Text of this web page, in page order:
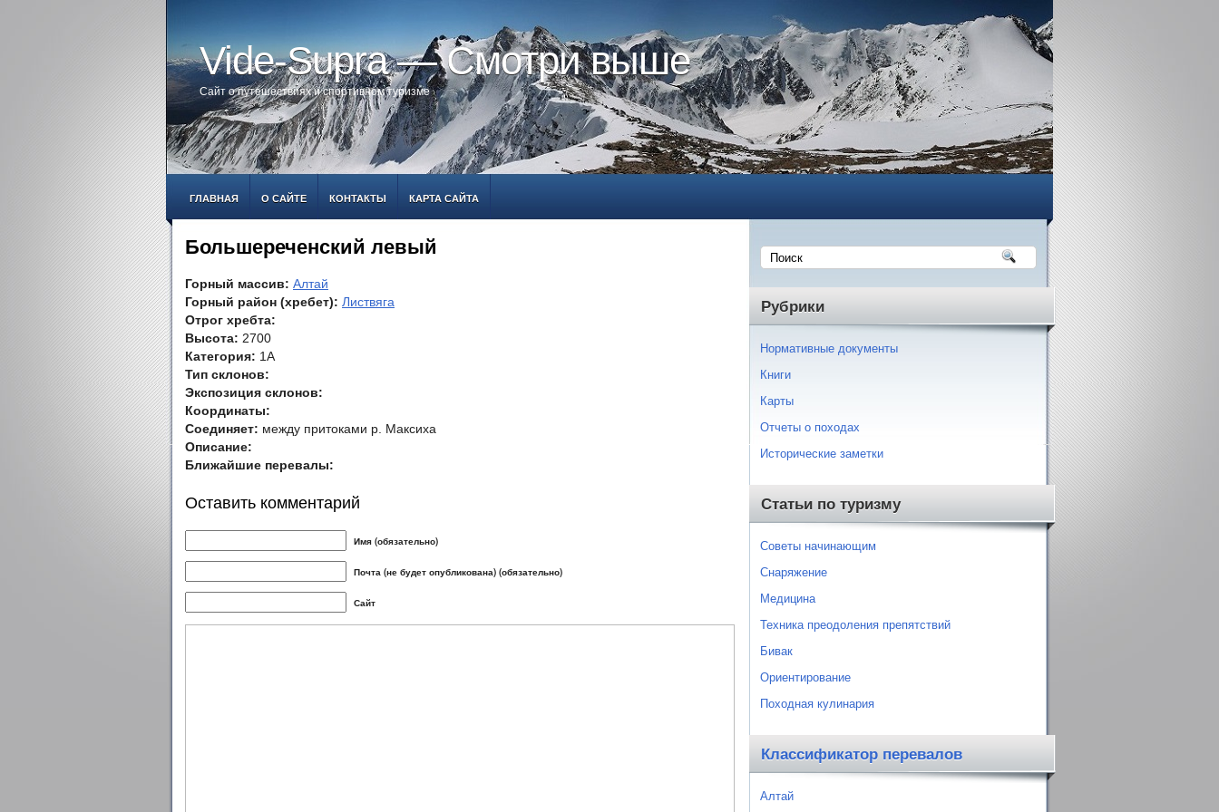
Vide-Supra — Смотри выше
Сайт о путешествиях и спортивном туризме
ГЛАВНАЯ О САЙТЕ КОНТАКТЫ КАРТА САЙТА
Большереченский левый
Горный массив: Алтай
Горный район (хребет): Листвяга
Отрог хребта:
Высота: 2700
Категория: 1А
Тип склонов:
Экспозиция склонов:
Координаты:
Соединяет: между притоками р. Максиха
Описание:
Ближайшие перевалы:
Оставить комментарий
Имя (обязательно)
Почта (не будет опубликована) (обязательно)
Сайт
Рубрики
Нормативные документы
Книги
Карты
Отчеты о походах
Исторические заметки
Статьи по туризму
Советы начинающим
Снаряжение
Медицина
Техника преодоления препятствий
Бивак
Ориентирование
Походная кулинария
Классификатор перевалов
Алтай